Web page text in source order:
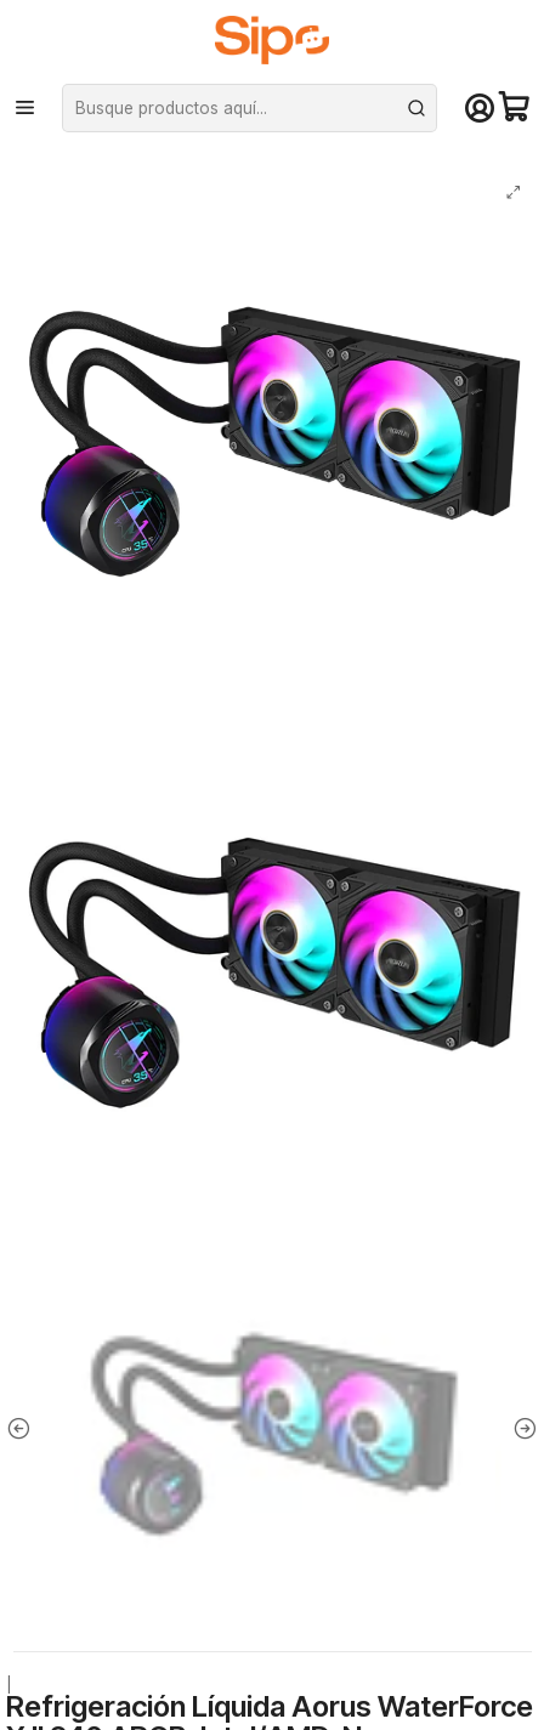
¡Compra hasta mediodía y recibe hoy! De lunes a sábado en el gran
Santiago. Envío gratis desde $29.990
Inicio Componentes PC Cooler CPU Refrigeración líquida
Refrigeración Líquida Aorus WaterForce X II 240 ARGB, Intel/AMD, Negro
Refrigeración Líquida Aorus WaterForce